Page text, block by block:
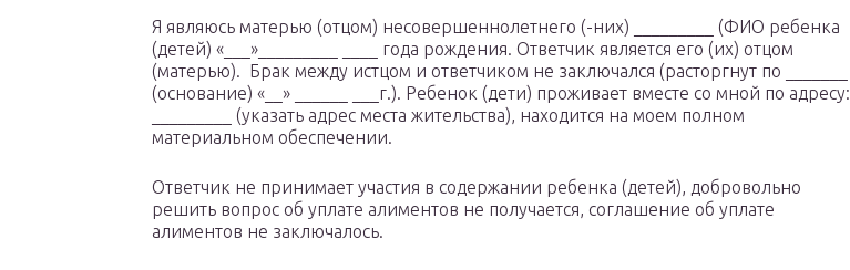
Я являюсь матерью (отцом) несовершеннолетнего (-них) _________ (ФИО ребенка
(детей) «___»_________ ____ года рождения. Ответчик является его (их) отцом
(матерью). Брак между истцом и ответчиком не заключался (расторгнут по _______
(основание) «__» ______ ___г.). Ребенок (дети) проживает вместе со мной по адресу:
_________ (указать адрес места жительства), находится на моем полном
материальном обеспечении.
Ответчик не принимает участия в содержании ребенка (детей), добровольно
решить вопрос об уплате алиментов не получается, соглашение об уплате
алиментов не заключалось.